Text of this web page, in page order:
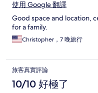
使用 Google 翻譯
Good space and location,
for a family.
Christopher，7 晚旅行
旅客真實評論
10/10 好極了